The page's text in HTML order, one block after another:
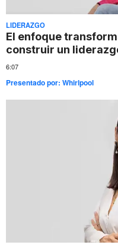
LIDERAZGO
El enfoque
construir un
6:07
Presentado por: Whirlpool